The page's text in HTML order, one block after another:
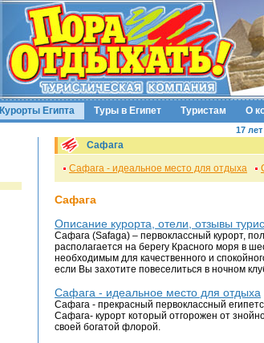
Курорты Египта Туры в Египет Туристам О
17
Сафага
Сафага - идеальное место для отдыха
Сафага
Описание курорта, отели, отзывы
Сафага (Safaga) – первоклассный курорт,
располагается на берегу Красного моря в
необходимым для качественного и
если Вы захотите повеселиться в ночном
Сафага - идеальное место для отдыха
Сафага - прекрасный первоклассный
Сафага- курорт который отгорожен от
своей богатой флорой.